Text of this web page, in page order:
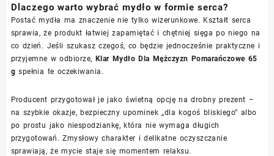
Dlaczego warto wybrać mydło w formie serca?
Postać mydła ma znaczenie nie tylko wizerunkowe. Kształt serca
sprawia, że produkt łatwiej zapamiętać i chętniej sięga po niego na
co dzień. Jeśli szukasz czegoś, co będzie jednocześnie praktyczne i
przyjemne w odbiorze, Klar Mydło Dla Mężczyzn Pomarańczowe 65
gspełnia te oczekiwania.
Producent przygotował je jako świetną opcję na drobny prezent –
na szybkie okazje, bezpieczny upominek „dla kogoś bliskiego” albo
po prostu jako niespodziankę, która nie wymaga długich
przygotowań. Zmysłowy charakter i delikatne oczyszczanie
sprawiają, że mycie staje się momentem relaksu.